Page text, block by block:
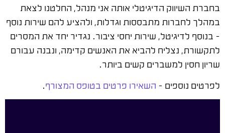
בחברת השיווק הדיגיטלי אותה אני מנהל, החלטנו לצאת
במהלך לחברות מתבססות וגדלות, ולהציע להם שירות נוסף
– בנוסף לדיגיטל, שירות יחסי ציבור. נגדיר יחד את המסרים
לתקשורת, נצליח להביא את האנשים קדימה, ונבנה עבורם
שריון חסין למשברים קשים ביותר.
לפרטים נוספים – השאירו פרטים בטופס המצורף.